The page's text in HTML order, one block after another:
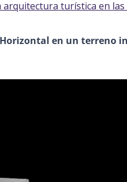
turística en las
en un terreno